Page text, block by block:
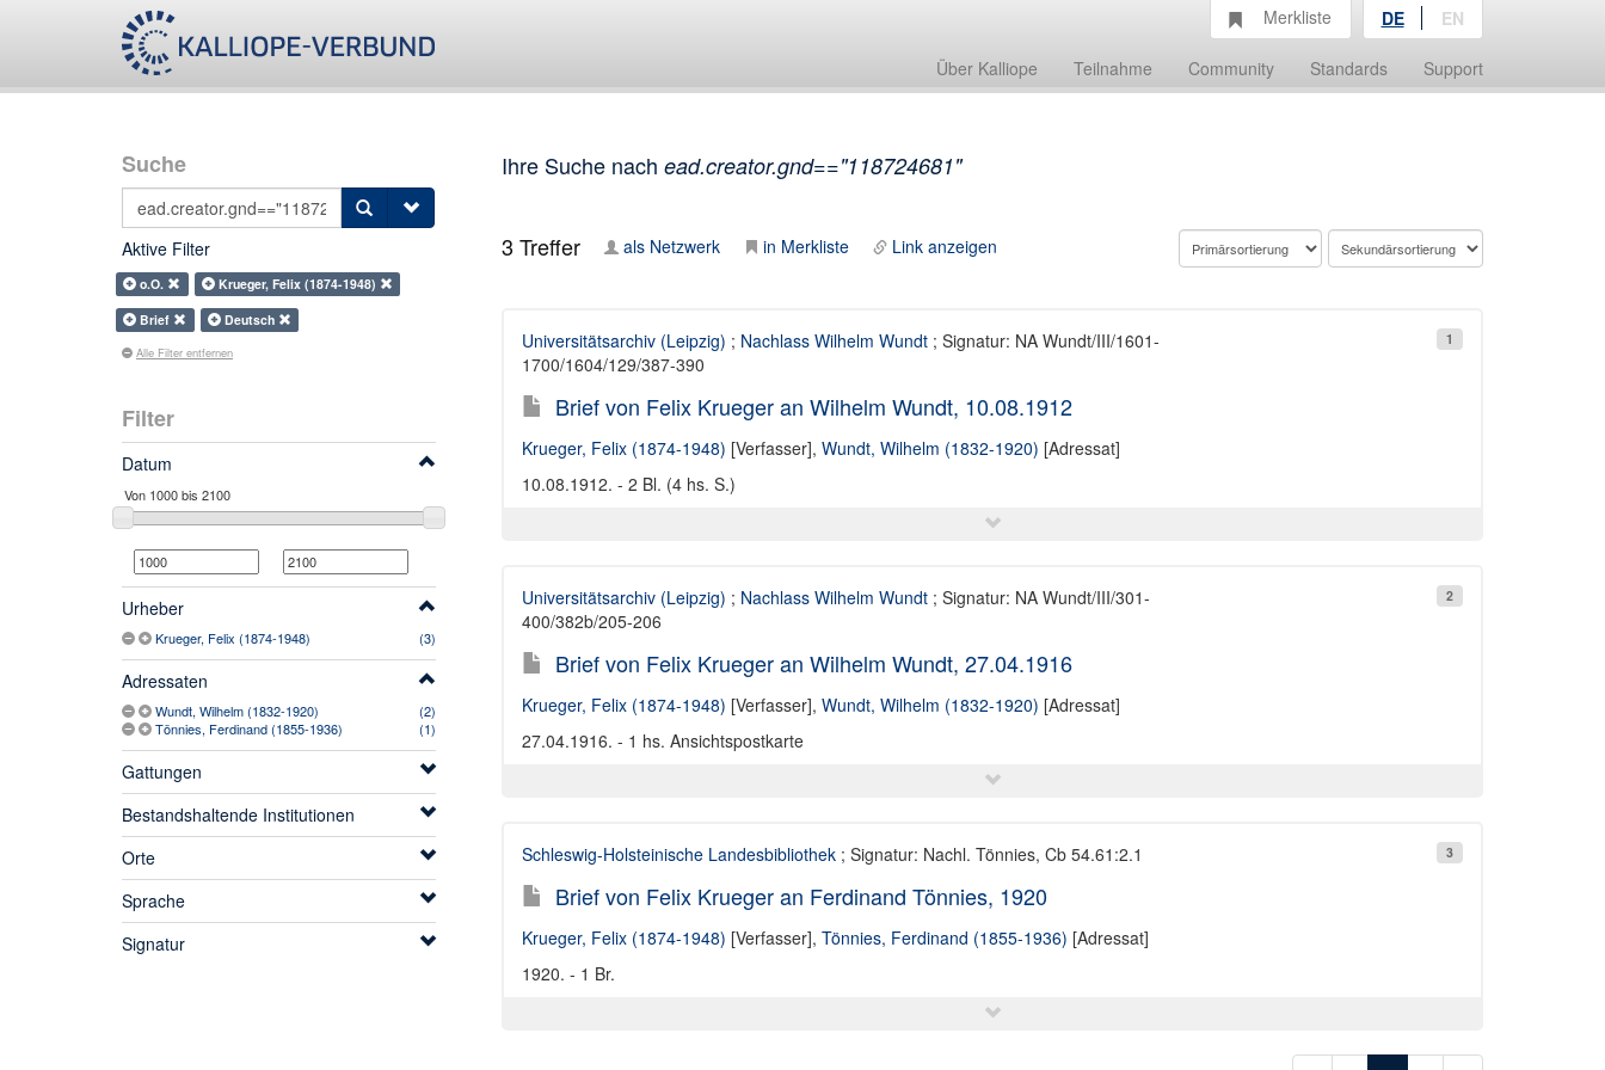
Über Kalliope Teilnahme Community Standards Support
Merkliste DE EN
Suche
Aktive Filter
o.O.
Krueger, Felix (1874-1948)
Brief
Deutsch
Alle Filter entfernen
Filter
Datum
Urheber
Krueger, Felix (1874-1948) (3)
Adressaten
Wundt, Wilhelm (1832-1920)
(2)
Tönnies, Ferdinand (1855-1936)
(1)
Gattungen
Bestandshaltende Institutionen
Orte
Sprache
Signatur
Ihre Suche nach ead.creator.gnd=="118724681"
3 Treffer als Netzwerk in Merkliste Link anzeigen
1
Universitätsarchiv (Leipzig) ; Nachlass Wilhelm Wundt; Signatur: NA Wundt/III/1601-
1700/1604/129/387-390
Brief von Felix Krueger an Wilhelm Wundt, 10.08.1912
Krueger, Felix (1874-1948) [Verfasser], Wundt, Wilhelm (1832-1920) [Adressat]
10.08.1912. - 2 Bl. (4 hs. S.)
2
Universitätsarchiv (Leipzig) ; Nachlass Wilhelm Wundt; Signatur: NA Wundt/III/301-
400/382b/205-206
Brief von Felix Krueger an Wilhelm Wundt, 27.04.1916
Krueger, Felix (1874-1948) [Verfasser], Wundt, Wilhelm (1832-1920) [Adressat]
27.04.1916. - 1 hs. Ansichtspostkarte
3
Schleswig-Holsteinische Landesbibliothek; Signatur: Nachl. Tönnies, Cb 54.61:2.1
Brief von Felix Krueger an Ferdinand Tönnies, 1920
Krueger, Felix (1874-1948) [Verfasser], Tönnies, Ferdinand (1855-1936) [Adressat]
1920. - 1 Br.